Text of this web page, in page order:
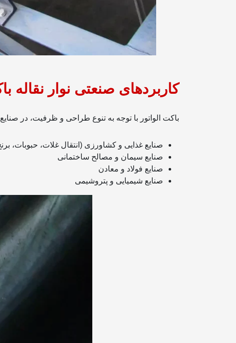
کاربردهای صنعتی نوار نقاله
باکت الواتور با توجه به تنوع طراحی و ظرفیت، در
صنایع غذایی و کشاورزی (انتقال غلات، حبوبات،
صنایع سیمان و مصالح ساختمانی
صنایع فولاد و معادن
صنایع شیمیایی و پتروشیمی